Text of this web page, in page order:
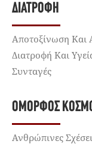
ΔΙΑΤΡΟΦΉ
Αποτοξίνωση Και
Διατροφή Και
Συνταγές
ΌΜΟΡΦΟΣ
Ανθρώπινες